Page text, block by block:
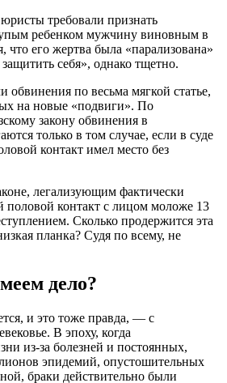
требовали признать
ребенком мужчину виновным в
что его жертва была «парализована»
себя», однако тщетно.
обвинения по весьма мягкой статье,
на новые «подвиги». По
закону обвинения в
только в том случае, если в суде
контакт имел место без
легализующим фактически
половой контакт с лицом моложе 13
Сколько продержится эта
планка? Судя по всему, не
дело?
и это тоже правда, — с
В эпоху, когда
из-за болезней и постоянных,
эпидемий, опустошительных
браки действительно были